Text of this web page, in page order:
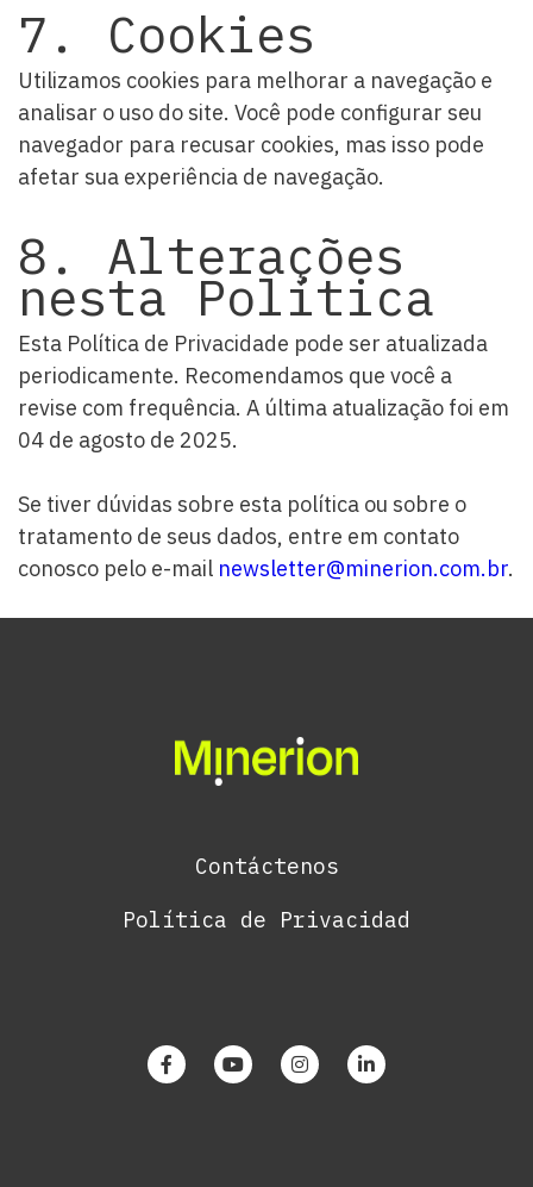
7. Cookies
Utilizamos cookies para melhorar a navegação e
analisar o uso do site. Você pode configurar seu
navegador para recusar cookies, mas isso pode
afetar sua experiência de navegação.
8. Alterações
nesta Política
Esta Política de Privacidade pode ser atualizada
periodicamente. Recomendamos que você a
revise com frequência. A última atualização foi em
04 de agosto de 2025.
Se tiver dúvidas sobre esta política ou sobre o
tratamento de seus dados, entre em contato
conosco pelo e-mail newsletter@minerion.com.br.
Contáctenos
Política de Privacidad